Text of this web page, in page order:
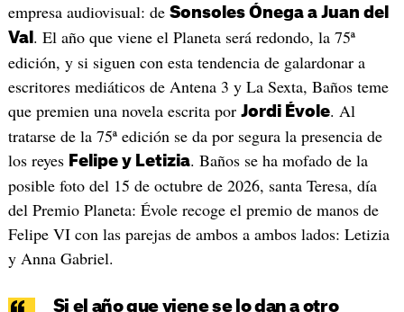
empresa audiovisual: de Sonsoles Ónega a Juan del
Val . El año que viene el Planeta será redondo, la 75ª
edición, y si siguen con esta tendencia de galardonar a
escritores mediáticos de Antena 3 y La Sexta, Baños teme
que premien una novela escrita por Jordi Évole. Al
tratarse de la 75ª edición se da por segura la presencia de
los reyes Felipe y Letizia. Baños se ha mofado de la
posible foto del 15 de octubre de 2026, santa Teresa, día
del Premio Planeta: Évole recoge el premio de manos de
Felipe VI con las parejas de ambos a ambos lados: Letizia
y Anna Gabriel.
Si el año que viene se lo dan a otro